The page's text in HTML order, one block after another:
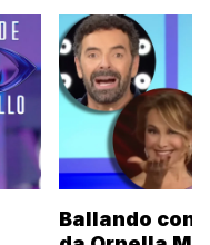
Ballando con